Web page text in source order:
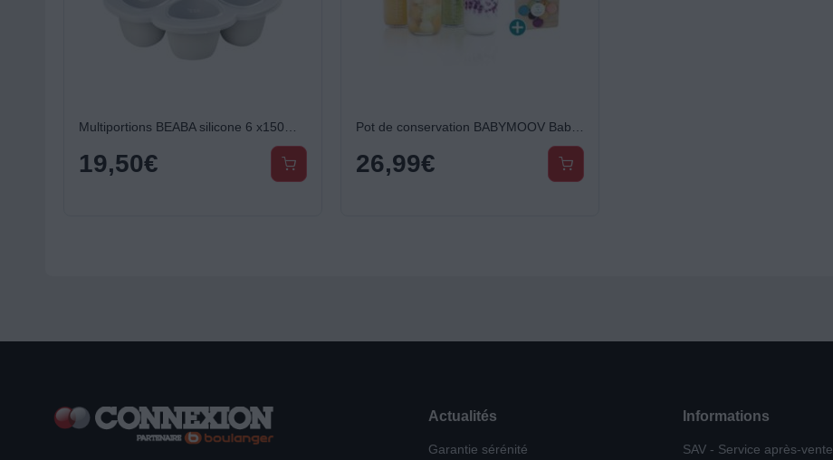
Multiportions BEABA silicone 6 x150ml light mist
19,50€
Pot de conservation BABYMOOV Babybols en verre Lot de 8
26,99€
Actualités
Garantie sérénité
Informations
SAV - Service après-vente